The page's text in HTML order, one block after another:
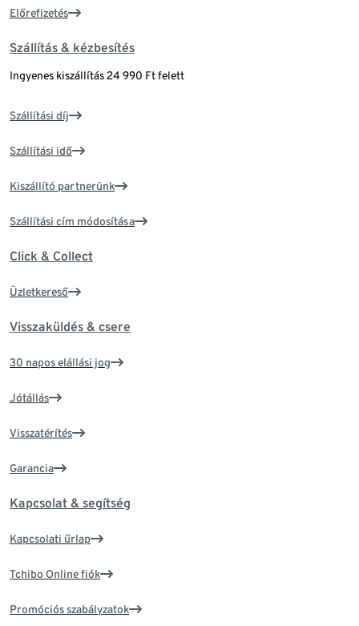
Előrefizetés
Szállítás & kézbesítés
Ingyenes kiszállítás 24 990 Ft felett
Szállítási díj
Szállítási idő
Kiszállító partnerünk
Szállítási cím módosítása
Click & Collect
Üzletkereső
Visszaküldés & csere
30 napos elállási jog
Jótállás
Visszatérítés
Garancia
Kapcsolat & segítség
Kapcsolati űrlap
Tchibo Online fiók
Promóciós szabályzatok